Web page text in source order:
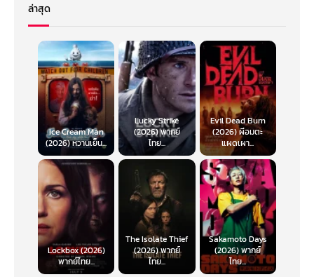
ล่าสุด
Ice Cream Man
(2026) หวานเย็น...
Lucky Strike
(2026) พากย์
ไทย...
Evil Dead Burn
(2026) ผีอมตะ
แผดเผา...
Lockbox (2026)
พากย์ไทย...
The Isolate Thief
(2026) พากย์
ไทย...
Sakamoto Days
(2026) พากย์
ไทย...